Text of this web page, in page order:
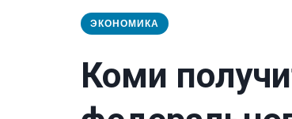
ЭКОНОМИКА
Коми